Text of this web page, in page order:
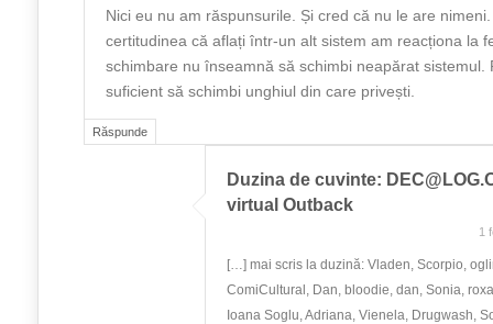
Răspunde
Nici eu nu am răspunsurile. Și cred că nu le are
certitudinea că aflați într-un alt sistem am reacționa la
schimbare nu înseamnă să schimbi neapărat sistemul.
suficient să schimbi unghiul din care privești.
Duzina de cuvinte:
virtual Outback
1
[…] mai scris la duzină: Vladen, Scorpio,
ComiCultural, Dan, bloodie, dan, Sonia,
Ioana Soglu, Adriana, Vienela, Drugwash,